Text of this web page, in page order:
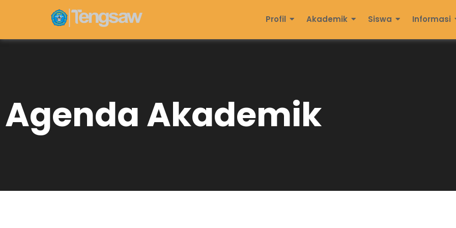
Profil Akademik Siswa Informasi
Agenda Akademik